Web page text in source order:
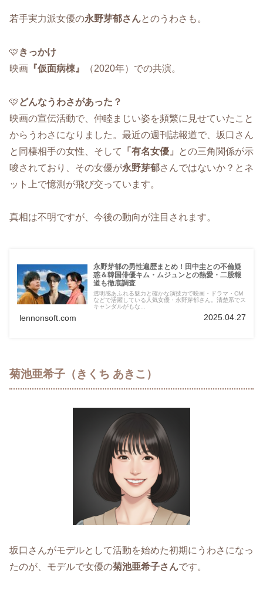
若手実力派女優の永野芽郁さんとのうわさも。
🩷きっかけ
映画 『仮面病棟』 （2020年）での共演。
🩷どんなうわさがあった？
映画の宣伝活動で、仲睦まじい姿を頻繁に見せていたこと
からうわさになりました。最近の週刊誌報道で、坂口さん
と同棲相手の女性、そして
「有名女優」
との三角関係が示
唆されており、その女優が永野芽郁さんではないか？とネ
ット上で憶測が飛び交っています。
真相は不明ですが、今後の動向が注目されます。
永野芽郁の男性遍歴まとめ！田中圭との不倫疑
惑＆韓国俳優キム・ムジュンとの熱愛・二股報
道も徹底調査
透明感あふれる魅力と確かな演技力で映画・ドラマ・CM
などで活躍している人気女優・永野芽郁さん。清楚系でス
キャンダルがもな...
lennonsoft.com 2025.04.27
菊池亜希子（きくち あきこ）
坂口さんがモデルとして活動を始めた初期にうわさになっ
たのが、モデルで女優の菊池亜希子さんです。